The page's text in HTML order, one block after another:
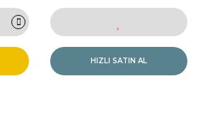
HIZLI SATIN AL